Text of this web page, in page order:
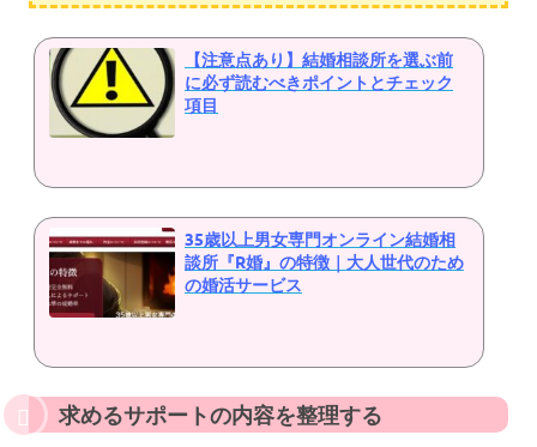
【注意点あり】結婚相談所を選ぶ前
に必ず読むべきポイントとチェック
項目
35歳以上男女専門オンライン結婚相
談所『R婚』の特徴｜大人世代のため
の婚活サービス
求めるサポートの内容を整理する